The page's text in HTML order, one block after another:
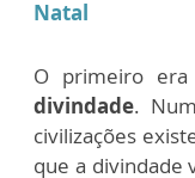
Natal
O primeiro era
divindade.
civilizações
que a divindade